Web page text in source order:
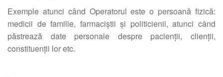
Exemple atunci când Operatorul este o persoană fizică:
medicii de familie, farmaciștii și politicienii, atunci când
păstrează date personale despre pacienții, clienții,
constituenții lor etc.